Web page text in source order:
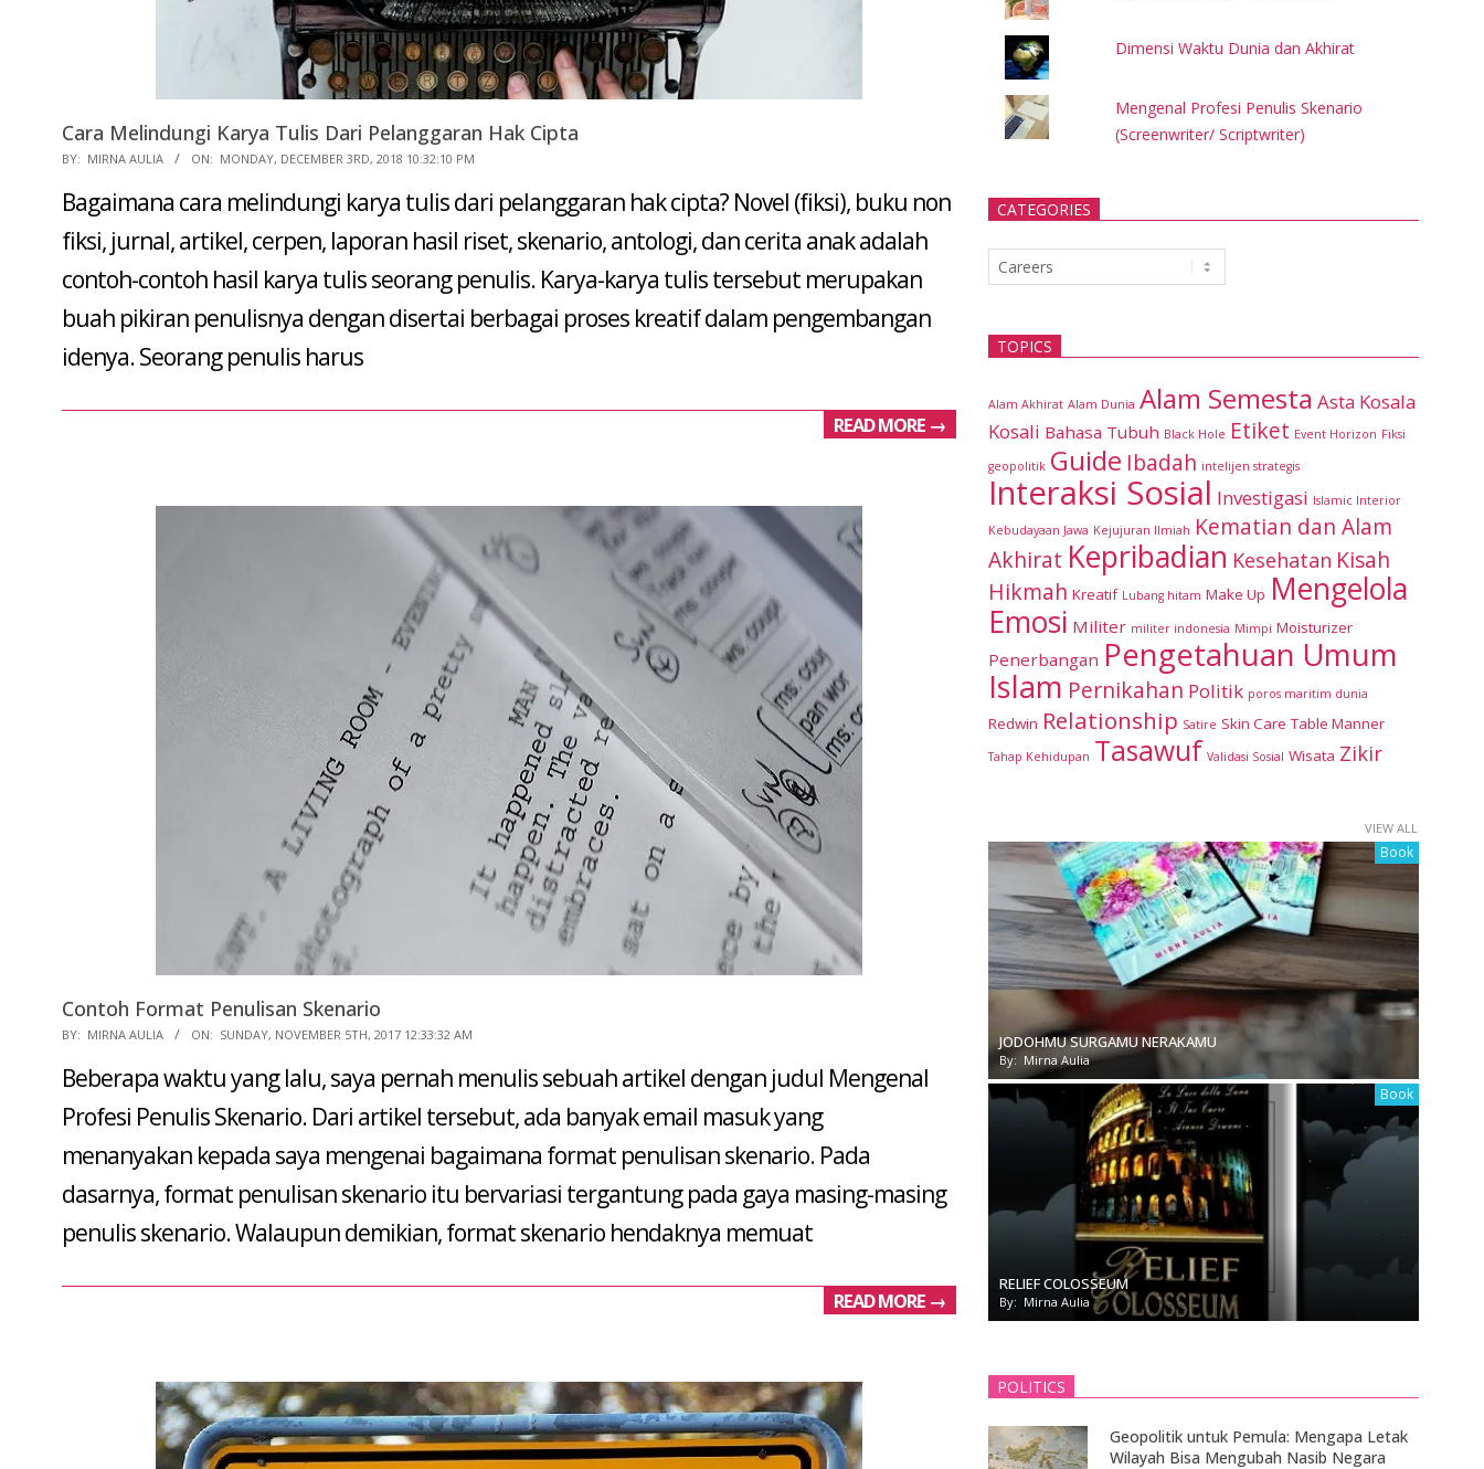
Cara Melindungi Karya Tulis Dari Pelanggaran Hak Cipta
2018-
03
BY: MIRNA AULIA ON: MONDAY, DECEMBER 3RD, 2018 10:32:10 PM
Bagaimana cara melindungi karya tulis dari pelanggaran hak cipta? Novel (fiksi), buku non
fiksi, jurnal, artikel, cerpen, laporan hasil riset, skenario, antologi, dan cerita anak adalah
contoh-contoh hasil karya tulis seorang penulis. Karya-karya tulis tersebut merupakan
buah pikiran penulisnya dengan disertai berbagai proses kreatif dalam pengembangan
idenya. Seorang penulis harus
READ MORE →
Contoh Format Penulisan Skenario
2017-
05
BY: MIRNA AULIA ON: SUNDAY, NOVEMBER 5TH, 2017 12:33:32 AM
Beberapa waktu yang lalu, saya pernah menulis sebuah artikel dengan judul Mengenal
Profesi Penulis Skenario. Dari artikel tersebut, ada banyak email masuk yang
menanyakan kepada saya mengenai bagaimana format penulisan skenario. Pada
dasarnya, format penulisan skenario itu bervariasi tergantung pada gaya masing-masing
penulis skenario. Walaupun demikian, format skenario hendaknya memuat
READ MORE →
Dimensi Waktu Dunia dan Akhirat
Mengenal Profesi Penulis Skenario
(Screenwriter/ Scriptwriter)
CATEGORIES
Categories
TOPICS
Alam Akhirat Alam Dunia Alam Semesta Asta Kosala
Kosali Bahasa Tubuh Black Hole Etiket Event Horizon Fiksi
geopolitik Guide Ibadah intelijen strategis
Interaksi Sosial Investigasi Islamic Interior
Kebudayaan Jawa Kejujuran Ilmiah Kematian dan Alam
Akhirat Kepribadian Kesehatan Kisah
Hikmah Kreatif Lubang hitam Make Up Mengelola
Emosi Militer militer indonesia Mimpi Moisturizer
Penerbangan Pengetahuan Umum
Islam Pernikahan Politik poros maritim dunia
Redwin Relationship Satire Skin Care Table Manner
Tahap Kehidupan Tasawuf Validasi Sosial Wisata Zikir
VIEW ALL
Book
JODOHMU SURGAMU NERAKAMU
By: Mirna Aulia
Book
RELIEF COLOSSEUM
By: Mirna Aulia
POLITICS
Geopolitik untuk Pemula: Mengapa Letak
Wilayah Bisa Mengubah Nasib Negara